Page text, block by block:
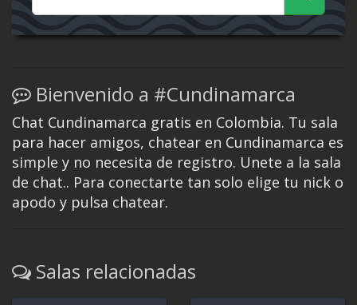
Bienvenido a #Cundinamarca
Chat Cundinamarca gratis en Colombia. Tu sala
para hacer amigos, chatear en Cundinamarca es
simple y no necesita de registro. Unete a la sala
de chat.. Para conectarte tan solo elige tu nick o
apodo y pulsa chatear.
Salas relacionadas